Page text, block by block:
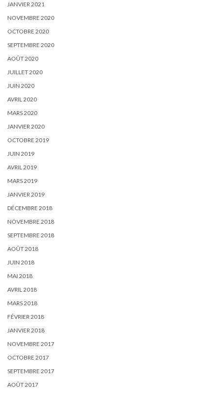
JANVIER 2021
NOVEMBRE 2020
OCTOBRE 2020
SEPTEMBRE 2020
AOÛT 2020
JUILLET 2020
JUIN 2020
AVRIL 2020
MARS 2020
JANVIER 2020
OCTOBRE 2019
JUIN 2019
AVRIL 2019
MARS 2019
JANVIER 2019
DÉCEMBRE 2018
NOVEMBRE 2018
SEPTEMBRE 2018
AOÛT 2018
JUIN 2018
MAI 2018
AVRIL 2018
MARS 2018
FÉVRIER 2018
JANVIER 2018
NOVEMBRE 2017
OCTOBRE 2017
SEPTEMBRE 2017
AOÛT 2017